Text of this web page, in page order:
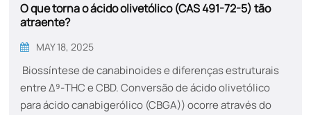
O que torna o ácido olivetólico (CAS 491-72-5) tão
atraente?
MAY 18, 2025
Biossíntese de canabinoides e diferenças estruturais
entre Δ⁹-THC e CBD. Conversão de ácido olivetólico
para ácido canabigerólico (CBGA)) ocorre através do